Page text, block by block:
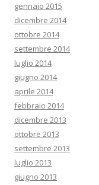
gennaio 2015
dicembre 2014
ottobre 2014
settembre 2014
luglio 2014
giugno 2014
aprile 2014
febbraio 2014
dicembre 2013
ottobre 2013
settembre 2013
luglio 2013
giugno 2013